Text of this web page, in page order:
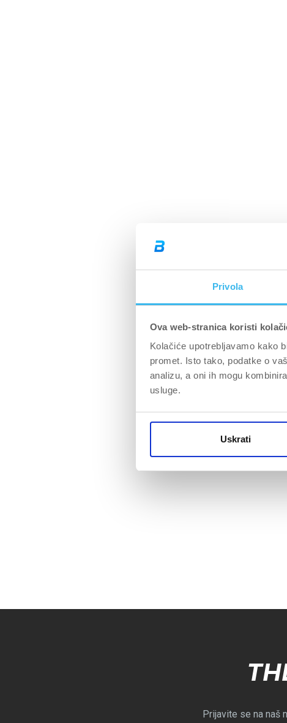
Privola
Ova web-stranica koristi
Kolačiće upotrebljavamo kako
promet. Isto tako, podatke o
analizu, a oni ih mogu
usluge.
Uskrati
Prijavite se na naš